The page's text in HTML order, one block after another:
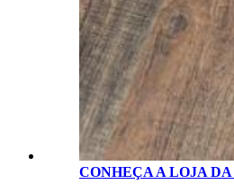
CONHEÇA A LOJA DA